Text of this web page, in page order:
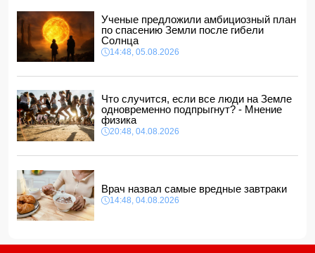
Депутат Милли Меджлиса посетил семью шехида-
ФОТО
14:00, 05.08.2026
Прогноз погоды в Азербайджане на 6 августа
Биржевые цены на кофе в мире выросли до максимума
за полгода
12:40, 05.08.2026
Ученые предложили амбициозный план
по спасению Земли после гибели
Солнца
14:48, 05.08.2026
Что случится, если все люди на Земле
одновременно подпрыгнут? - Мнение
физика
20:48, 04.08.2026
Врач назвал самые вредные завтраки
14:48, 04.08.2026